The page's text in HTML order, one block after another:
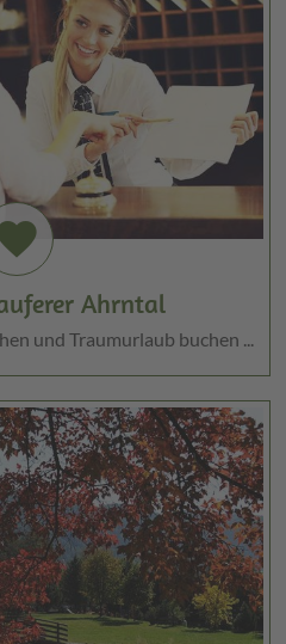
Ahrntal
und Traumurlaub buchen ...